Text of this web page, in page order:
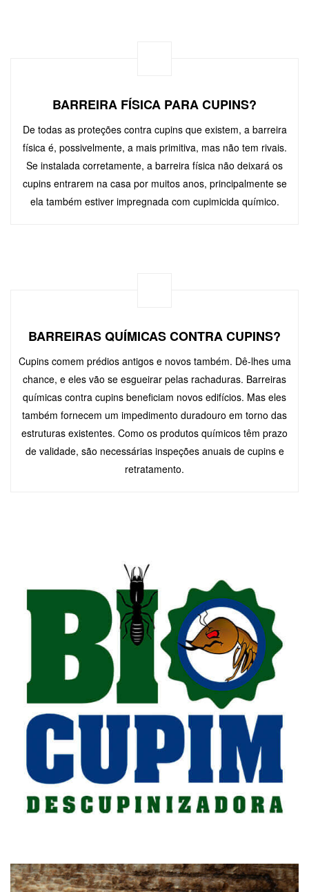
BARREIRA FÍSICA PARA CUPINS?
De todas as proteções contra cupins que existem, a barreira
física é, possivelmente, a mais primitiva, mas não tem rivais.
Se instalada corretamente, a barreira física não deixará os
cupins entrarem na casa por muitos anos, principalmente se
ela também estiver impregnada com cupimicida químico.
BARREIRAS QUÍMICAS CONTRA CUPINS?
Cupins comem prédios antigos e novos também. Dê-lhes uma
chance, e eles vão se esgueirar pelas rachaduras. Barreiras
químicas contra cupins beneficiam novos edifícios. Mas eles
também fornecem um impedimento duradouro em torno das
estruturas existentes. Como os produtos químicos têm prazo
de validade, são necessárias inspeções anuais de cupins e
retratamento.